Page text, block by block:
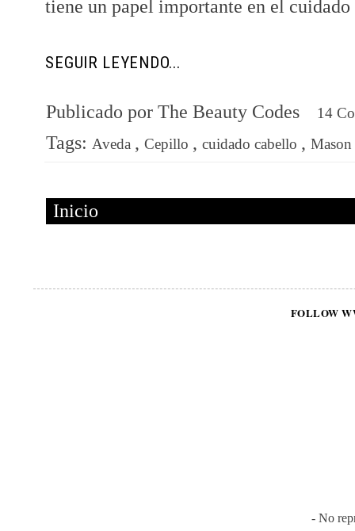
tiene un papel importante en el
SEGUIR LEYENDO...
Publicado porThe Beauty Codes 14
Tags: Aveda ,Cepillo ,cuidado cabello ,Mason
Inicio
FOLLOW
- No